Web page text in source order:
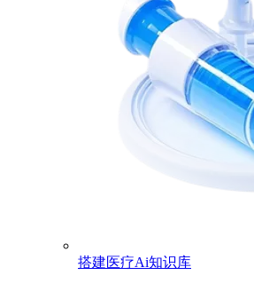
搭建医疗Ai知识库